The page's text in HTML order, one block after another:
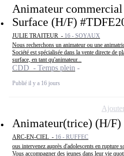
Animateur commercial
Surface (H/F)
JULIE TRAITEUR - 16 - SOYAUX
Nous recherchons un animateur ou une
Société est spécialisée dans la vente directe de
surface, en tant qu'animateur...
CDD - Temps plein
Publié il y a 16 jours
Animateur(trice) (H/F)
ARC-EN-CIEL - 16 - RUFFEC
ous intervenez auprès d'adolescents en rupture
Vous accompagner des jeunes dans leur vie